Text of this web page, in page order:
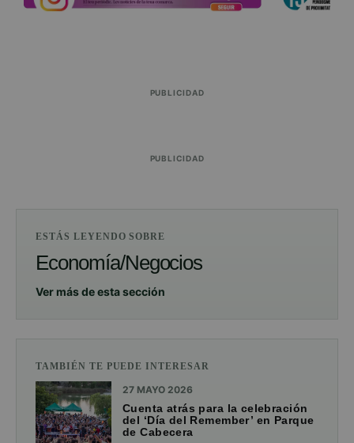
PUBLICIDAD
PUBLICIDAD
ESTÁS LEYENDO SOBRE
Economía/Negocios
Ver más de esta sección
TAMBIÉN TE PUEDE INTERESAR
27 MAYO 2026
Cuenta atrás para la celebración
del ‘Día del Remember’ en Parque
de Cabecera